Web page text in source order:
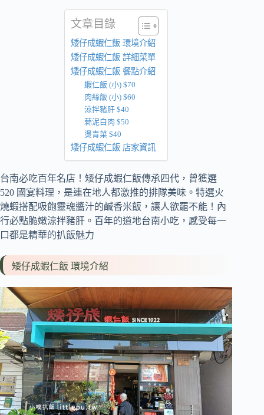
文章目錄
矮仔成蝦仁飯 環境介紹
矮仔成蝦仁飯 詳細菜單
矮仔成蝦仁飯 餐點介紹
蝦仁飯 (小) $70
肉絲飯 (小) $60
涼拌豬肝 $40
蒜泥白肉 $50
燙青菜 $40
矮仔成蝦仁飯 店家資訊
台南必吃百年名店！矮仔成蝦仁飯傳承四代，曾獲選
520 國宴料理，是連在地人都激推的排隊美味。特選火
燒蝦搭配吸飽靈魂醬汁的鹹香米飯，讓人欲罷不能！內
行必點脆嫩涼拌豬肝。百年的道地台南小吃，感受每一
口都是精華的扒飯魅力
矮仔成蝦仁飯 環境介紹